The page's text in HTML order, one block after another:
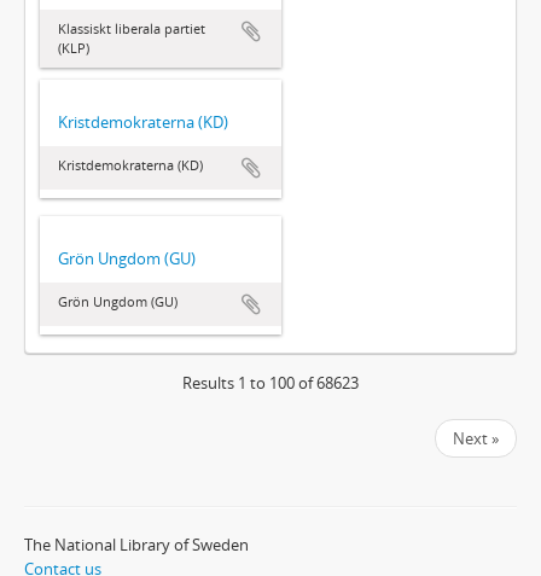
Klassiskt liberala partiet
(KLP)
Kristdemokraterna (KD)
Kristdemokraterna (KD)
Grön Ungdom (GU)
Grön Ungdom (GU)
Results 1 to 100 of 68623
Next »
The National Library of Sweden
Contact us